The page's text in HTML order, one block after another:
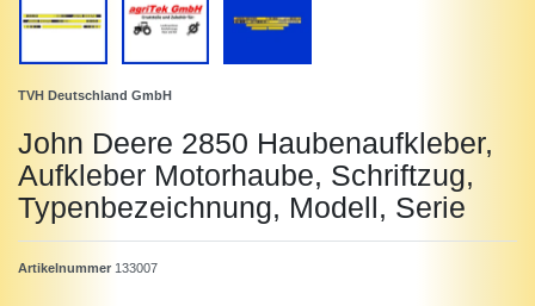
TVH Deutschland GmbH
John Deere 2850 Haubenaufkleber,
Aufkleber Motorhaube, Schriftzug,
Typenbezeichnung, Modell, Serie
Artikelnummer 133007